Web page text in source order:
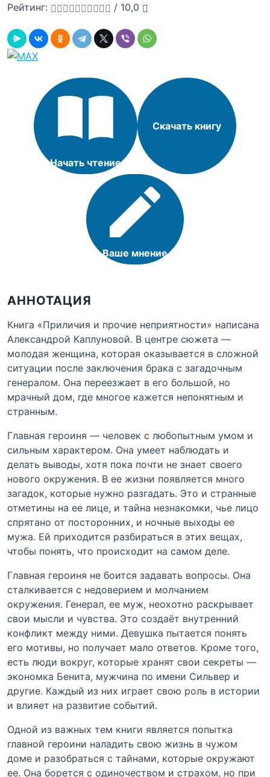
Рейтинг:
/ 10,0
Начать чтение
Скачать книгу
Ваше мнение
АННОТАЦИЯ
Книга «Приличия и прочие неприятности» написана
Александрой Каплуновой. В центре сюжета —
молодая женщина, которая оказывается в сложной
ситуации после заключения брака с загадочным
генералом. Она переезжает в его большой, но
мрачный дом, где многое кажется непонятным и
странным.
Главная героиня — человек с любопытным умом и
сильным характером. Она умеет наблюдать и
делать выводы, хотя пока почти не знает своего
нового окружения. В ее жизни появляется много
загадок, которые нужно разгадать. Это и странные
отметины на ее лице, и тайна незнакомки, чье лицо
спрятано от посторонних, и ночные выходы ее
мужа. Ей приходится разбираться в этих вещах,
чтобы понять, что происходит на самом деле.
Главная героиня не боится задавать вопросы. Она
сталкивается с недоверием и молчанием
окружения. Генерал, ее муж, неохотно раскрывает
свои мысли и чувства. Это создаёт внутренний
конфликт между ними. Девушка пытается понять
его мотивы, но получает мало ответов. Кроме того,
есть люди вокруг, которые хранят свои секреты —
экономка Бенита, мужчина по имени Сильвер и
другие. Каждый из них играет свою роль в истории
и влияет на развитие событий.
Одной из важных тем книги является попытка
главной героини наладить свою жизнь в чужом
доме и разобраться с тайнами, которые окружают
ее. Она борется с одиночеством и страхом, но при